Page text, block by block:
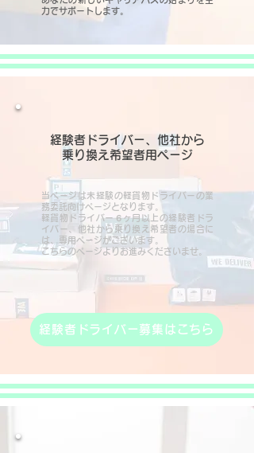
力でサポートします。
経験者ドライバー、他社から
乗り換え希望者用ページ
当ページは未経験の軽貨物ドライバーの業
務委託向けページとなります。
軽貨物ドライバー６ヶ月以上の経験者ドラ
イバー、他社から乗り換え希望者の場合に
は、専用ページがございます。
こちらのページよりお進みくださいませ。
経験者ドライバー募集はこちら